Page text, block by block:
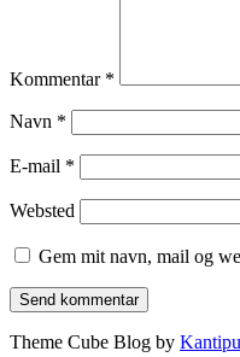
Kommentar *
Navn *
E-mail *
Websted
Gem mit navn, mail og
Theme Cube Blog by